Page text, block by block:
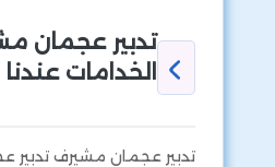
تدبير عجمان
الخدامات
تدبير عجمان مشيرف